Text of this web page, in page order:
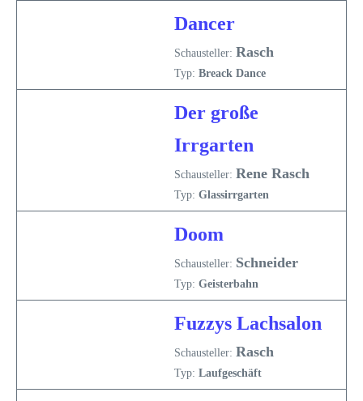
Dancer
Schausteller: Rasch
Typ: Breack Dance
Der große
Irrgarten
Schausteller: Rene Rasch
Typ: Glassirrgarten
Doom
Schausteller: Schneider
Typ: Geisterbahn
Fuzzys Lachsalon
Schausteller: Rasch
Typ: Laufgeschäft